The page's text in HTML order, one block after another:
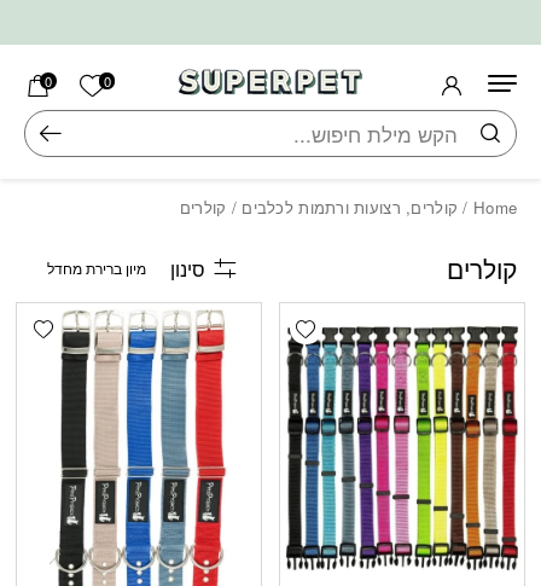
0 הרשימה
0
חיפוש
Home
/ קולרים, רצועות ורתמות לכלבים / קולרים
קולרים סינון
Add wishlist